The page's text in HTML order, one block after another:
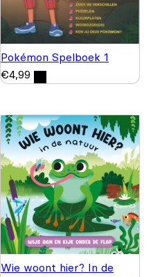
Pokémon Spelboek 1
€4,99
Wie woont hier? In de